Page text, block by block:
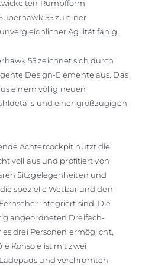
Rumpfform
55 zu einer
Agilität fähig.
55 zeichnet sich durch
Design-Elemente aus. Das
einem völlig neuen
und einer großzügigen
Achtercockpit nutzt die
voll aus und profitiert von
Sitzgelegenheiten und
spezielle Wetbar und den
integriert sind. Die
angeordneten Dreifach-
drei Personen ermöglicht,
Konsole ist mit zwei
und verchromten